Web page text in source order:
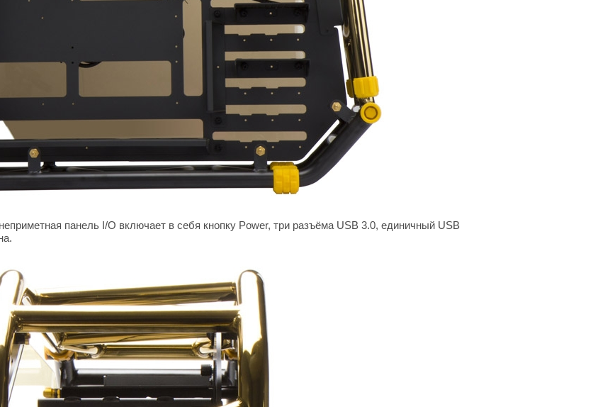
панель I/O включает в себя кнопку Power, три разъёма USB 3.0, единичный USB